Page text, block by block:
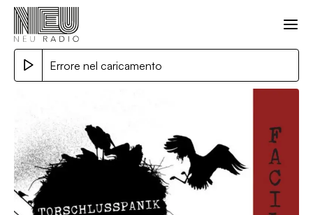
Errore nel caricamento